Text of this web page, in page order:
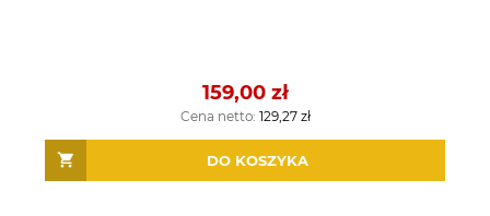
159,00 zł
Cena netto: 129,27 zł
DO KOSZYKA